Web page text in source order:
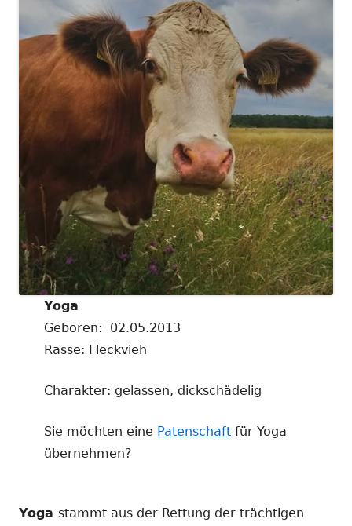
Yoga
Geboren: 02.05.2013
Rasse: Fleckvieh
Charakter: gelassen, dickschädelig
Sie möchten eine Patenschaft für Yoga
übernehmen?
Yoga stammt aus der Rettung der trächtigen